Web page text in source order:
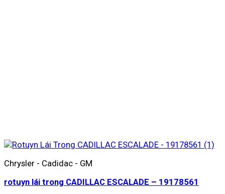
Chrysler - Cadidac - GM
rotuyn lái trong CADILLAC ESCALADE – 19178561